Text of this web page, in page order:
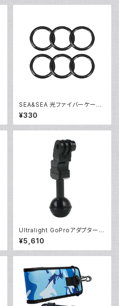
SEA&SEA 光ファイバーケーブ
ルOリング(6個入り) [92974]
¥330
Ultralight GoProアダプター
[40176]
¥5,610